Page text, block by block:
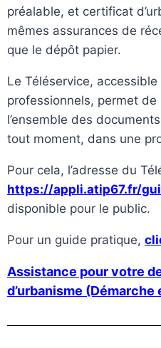
préalable, et certificat
mêmes assurances de
que le dépôt papier.
Le Téléservice,
professionnels, permet
l’ensemble des
tout moment, dans une
Pour cela, l’adresse du
https://appli.atip67.fr/
disponible pour le public.
Pour un guide pratique,
Assistance pour votre
d’urbanisme (Démarche